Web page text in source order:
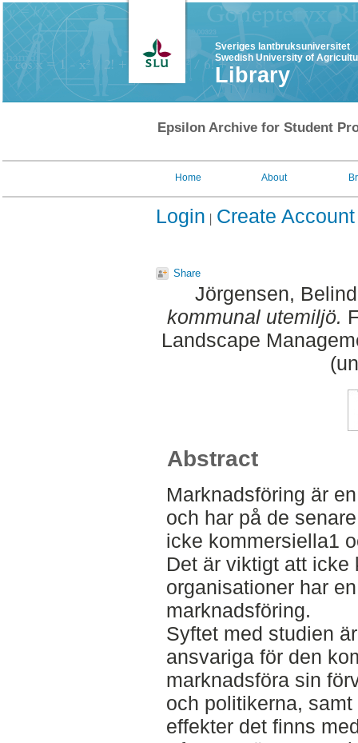
Sveriges lantbruksuniversitet
Swedish University of
Library
Epsilon Archive for Student
Home About
Login Create Account
Share
Jörgensen,
kommunal utemiljö.
Landscape
Abstract
Marknadsföring är
och har på de
icke kommersiella1
Det är viktigt att
organisationer har
marknadsföring.
Syftet med studien
ansvariga för den
marknadsföra sin
och politikerna,
effekter det finns